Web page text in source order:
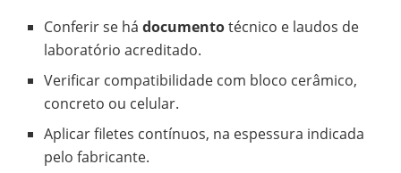
Conferir se hádocumentotécnico e laudos de
laboratório acreditado.
Verificar compatibilidade com bloco cerâmico,
concreto ou celular.
Aplicar filetes contínuos, na espessura indicada
pelo fabricante.